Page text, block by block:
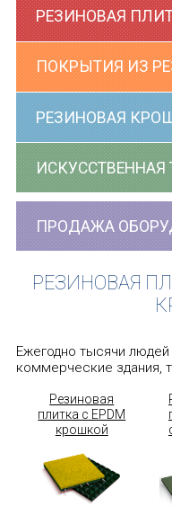
РЕЗИНОВАЯ
ПОКРЫТИЯ ИЗ
РЕЗИНОВАЯ
ИСКУССТВЕННАЯ
ПРОДАЖА
РЕЗИНОВАЯ
Ежегодно тысячи
коммерческие здания,
Резиновая
плитка с EPDM
крошкой